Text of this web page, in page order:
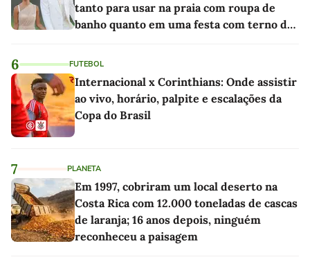
tanto para usar na praia com roupa de
banho quanto em uma festa com terno de
6 FUTEBOL
Internacional x Corinthians: Onde assistir
ao vivo, horário, palpite e escalações da
Copa do Brasil
7 PLANETA
Em 1997, cobriram um local deserto na
Costa Rica com 12.000 toneladas de cascas
de laranja; 16 anos depois, ninguém
reconheceu a paisagem